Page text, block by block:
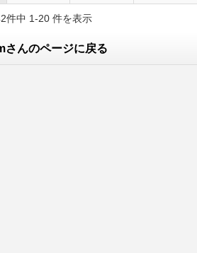
件中 1-20 件を表示
さんのページに戻る